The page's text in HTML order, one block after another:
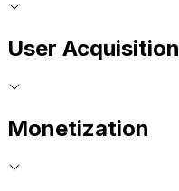
User Acquisition
Monetization